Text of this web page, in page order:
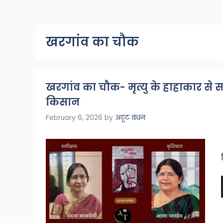
खरगांव का चौक
खरगांव का चौक- मृत्यु के हाहाकार से
किसान
February 6, 2026 by अटूट बंधन